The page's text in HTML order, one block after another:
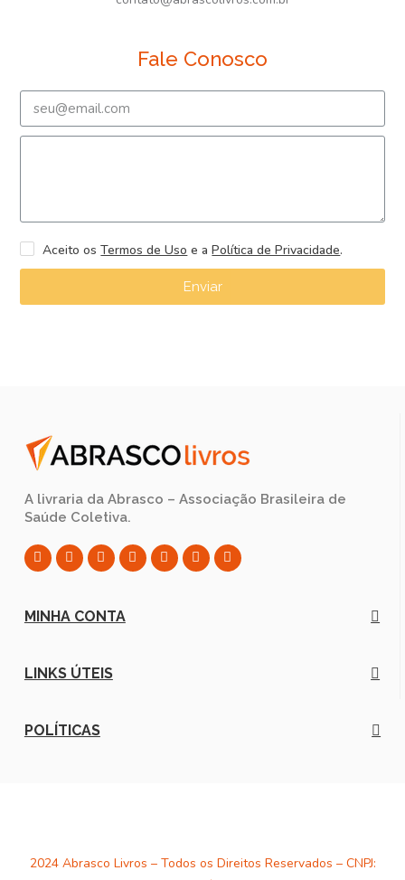
Fale Conosco
Aceito osTermos de Uso e aPolítica de Privacidade.
Enviar
A livraria da Abrasco – Associação Brasileira de
Saúde Coletiva.
MINHA CONTA
LINKS ÚTEIS
POLÍTICAS
2024 Abrasco Livros – Todos os Direitos Reservados – CNPJ: